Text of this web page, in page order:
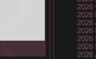
2026
2026
2026
2026
2026
2026